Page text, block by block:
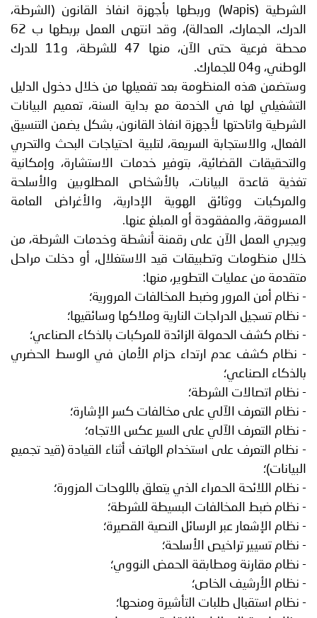
الشرطية (Wapis) وربطها بأجهزة انفاذ القانون (الشرطة،
الدرك، الجمارك، العدالة)، وقد انتهى العمل بربطها ب 62
محطة فرعية حتى الآن، منها 47 للشرطة، و11 للدرك
الوطني، و04 للجمارك.
وستضمن هذه المنظومة بعد تفعيلها من خلال دخول الدليل
التشغيلي لها في الخدمة مع بداية السنة، تعميم البيانات
الشرطية واتاحتها لأجهزة انفاذ القانون، بشكل يضمن التنسيق
الفعال، والاستجابة السريعة، لتلبية احتياجات البحث والتحري
والتحقيقات القضائية، بتوفير خدمات الاستشارة، وإمكانية
تغذية قاعدة البيانات، بالأشخاص المطلوبين والأسلحة
والمركبات ووثائق الهوية الإدارية، والأغراض العامة
المسروقة، والمفقودة أو المبلغ عنها.
ويجري العمل الآن على رقمنة أنشطة وخدمات الشرطة، من
خلال منظومات وتطبيقات قيد الاستغلال، أو دخلت مراحل
متقدمة من عمليات التطوير، منها:
- نظام أمن المرور وضبط المخالفات المرورية؛
- نظام تسجيل الدراجات النارية وملاكها وسائقيها؛
- نظام كشف الحمولة الزائدة للمركبات بالذكاء الصناعي؛
- نظام كشف عدم ارتداء حزام الأمان في الوسط الحضري
بالذكاء الصناعي؛
- نظام اتصالات الشرطة؛
- نظام التعرف الآلي على مخالفات كسر الإشارة؛
- نظام التعرف الآلي على السير عكس الاتجاه؛
- نظام التعرف على استخدام الهاتف أثناء القيادة (قيد تجميع
البيانات)؛
- نظام اللائحة الحمراء الذي يتعلق باللوحات المزورة؛
- نظام ضبط المخالفات البسيطة للشرطة؛
- نظام الإشعار عبر الرسائل النصية القصيرة؛
- نظام تسيير تراخيص الأسلحة؛
- نظام مقارنة ومطابقة الحمض النووي؛
- نظام الأرشيف الخاص؛
- نظام استقبال طلبات التأشيرة ومنحها؛